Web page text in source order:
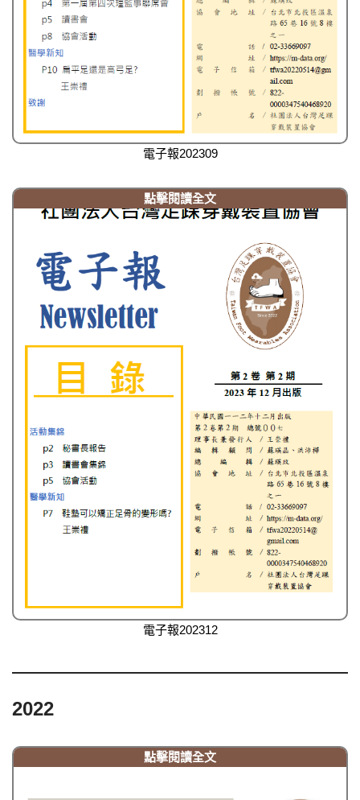
電子報202309
點擊閱讀全文
電子報202312
2022
點擊閱讀全文